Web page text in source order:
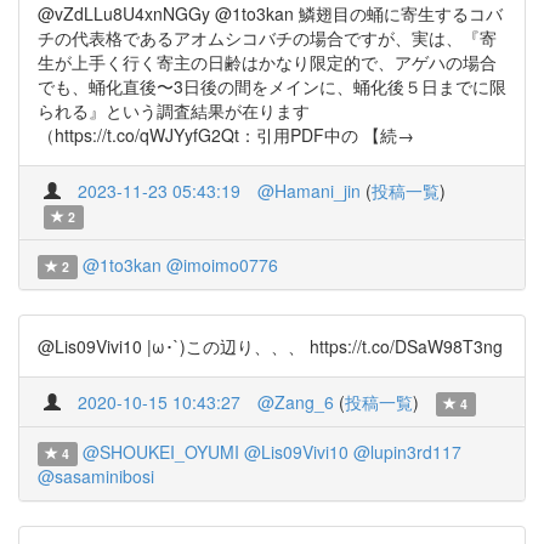
@vZdLLu8U4xnNGGy @1to3kan 鱗翅目の蛹に寄生するコバ
チの代表格であるアオムシコバチの場合ですが、実は、『寄
生が上手く行く寄主の日齢はかなり限定的で、アゲハの場合
でも、蛹化直後〜3日後の間をメインに、蛹化後５日までに限
られる』という調査結果が在ります
（https://t.co/qWJYyfG2Qt：引用PDF中の 【続→
2023-11-23 05:43:19 @Hamani_jin (投稿一覧)
2
2 @1to3kan @imoimo0776
@Lis09Vivi10 |ω･`)この辺り、、、 https://t.co/DSaW98T3ng
2020-10-15 10:43:27 @Zang_6 (投稿一覧) 4
4 @SHOUKEI_OYUMI @Lis09Vivi10 @lupin3rd117
@sasaminibosi